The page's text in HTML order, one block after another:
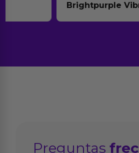
Brightpurple Vibrador y
Preguntas